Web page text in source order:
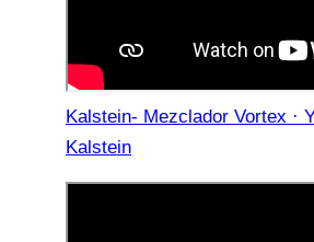
Kalstein- Mezclador Vortex ·
Kalstein